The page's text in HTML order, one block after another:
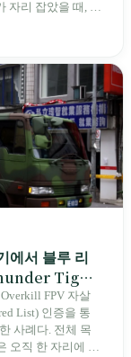
자리 잡았을 때, 제
되었다. 600여 명
에서 블루 리
Tiger)
FPV 자살
List) 인증을 통
사례다. 전체 목
오직 한 자리에 불